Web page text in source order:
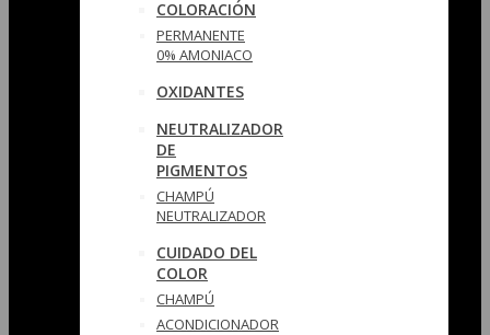
COLORACIÓN
PERMANENTE
0% AMONIACO
OXIDANTES
NEUTRALIZADOR
DE
PIGMENTOS
CHAMPÚ
NEUTRALIZADOR
CUIDADO DEL
COLOR
CHAMPÚ
ACONDICIONADOR